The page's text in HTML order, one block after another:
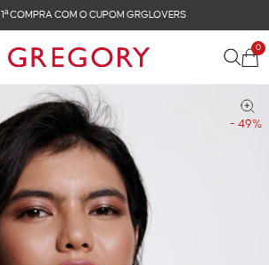
NAS COMPRAS ACIMA DE R$ 899
0
- 49%